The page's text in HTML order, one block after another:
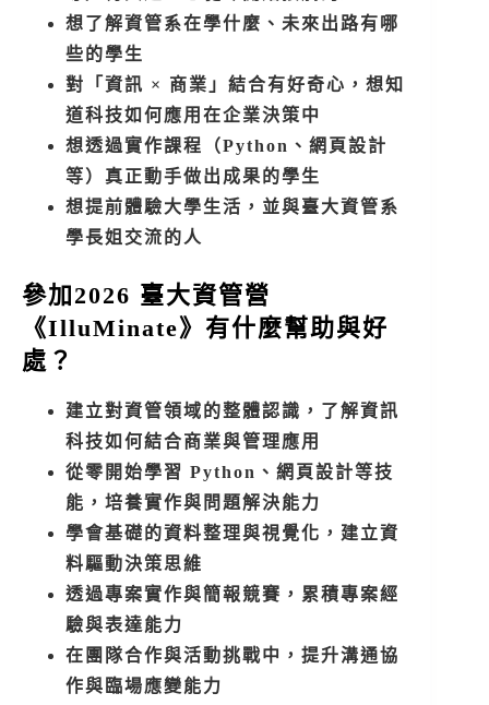
想了解資管系在學什麼、未來出路有哪
些的學生
對「資訊 × 商業」結合有好奇心，想知
道科技如何應用在企業決策中
想透過實作課程（Python、網頁設計
等）真正動手做出成果的學生
想提前體驗大學生活，並與臺大資管系
學長姐交流的人
參加2026 臺大資管營
《IlluMinate》有什麼幫助與好
處？
建立對資管領域的整體認識，了解資訊
科技如何結合商業與管理應用
從零開始學習 Python、網頁設計等技
能，培養實作與問題解決能力
學會基礎的資料整理與視覺化，建立資
料驅動決策思維
透過專案實作與簡報競賽，累積專案經
驗與表達能力
在團隊合作與活動挑戰中，提升溝通協
作與臨場應變能力